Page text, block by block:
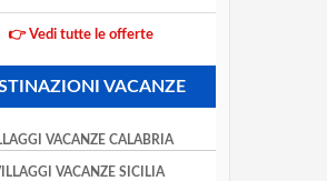
👉 Vedi tutte le offerte
VACANZE
VACANZE CALABRIA
VACANZE SICILIA